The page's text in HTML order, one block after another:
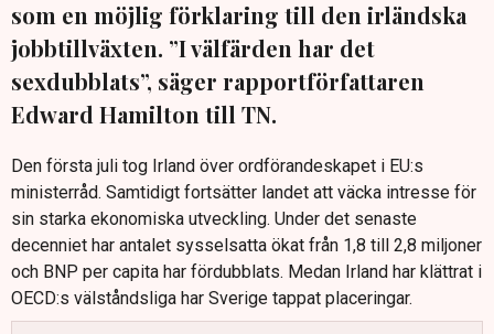
som en möjlig förklaring till den irländska
jobbtillväxten. ”I välfärden har det
sexdubblats”, säger rapportförfattaren
Edward Hamilton till TN.
Den första juli tog Irland över ordförandeskapet i EU:s
ministerråd. Samtidigt fortsätter landet att väcka intresse för
sin starka ekonomiska utveckling. Under det senaste
decenniet har antalet sysselsatta ökat från 1,8 till 2,8 miljoner
och BNP per capita har fördubblats. Medan Irland har klättrat i
OECD:s välståndsliga har Sverige tappat placeringar.